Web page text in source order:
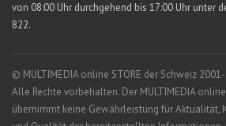
von 08:00 Uhr durchgehend bis 17:00 Uhr unter
822.
© MULTIMEDIA online STORE der Schweiz
Alle Rechte vorbehalten. Der MULTIMEDIA
übernimmt keine Gewährleistung für Aktualität,